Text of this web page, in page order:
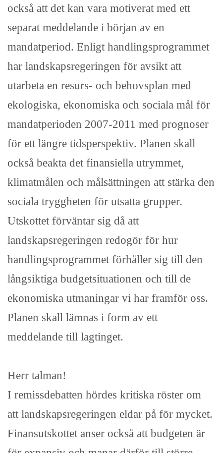
också att det kan vara motiverat med ett
separat meddelande i början av en
mandatperiod. Enligt handlingsprogrammet
har landskapsregeringen för avsikt att
utarbeta en resurs- och behovsplan med
ekologiska, ekonomiska och sociala mål för
mandatperioden 2007-2011 med prognoser
för ett längre tidsperspektiv. Planen skall
också beakta det finansiella utrymmet,
klimatmålen och målsättningen att stärka den
sociala tryggheten för utsatta grupper.
Utskottet förväntar sig då att
landskapsregeringen redogör för hur
handlingsprogrammet förhåller sig till den
långsiktiga budgetsituationen och till de
ekonomiska utmaningar vi har framför oss.
Planen skall lämnas i form av ett
meddelande till lagtinget.
Herr talman!
I remissdebatten hördes kritiska röster om
att landskapsregeringen eldar på för mycket.
Finansutskottet anser också att budgeten är